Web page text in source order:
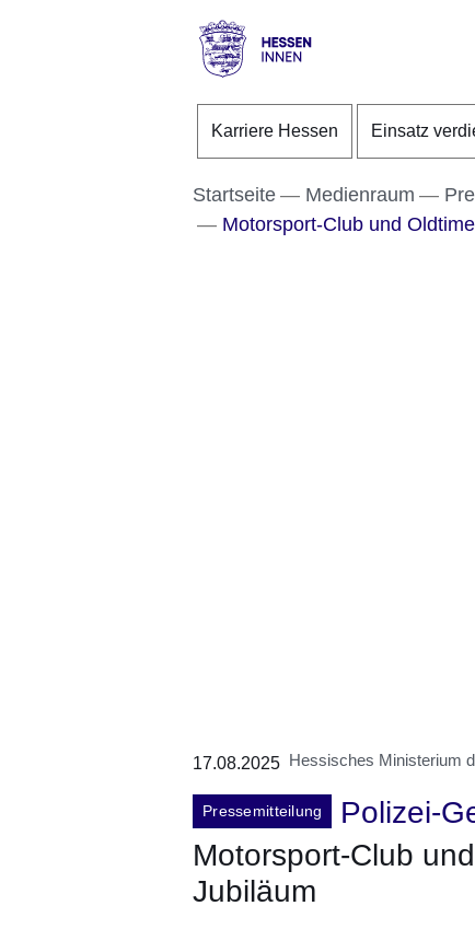
Direkt zum Kopf der
Direkt zum Inhalt
Direkt zum Fuß der
Innen
Karriere Hessen Einsatz
Startseite Medienraum
Motorsport-Club und
17.08.2025 Hessisches Ministerium
Pressemitteilung
Polizei-
Motorsport-Club
Jubiläum